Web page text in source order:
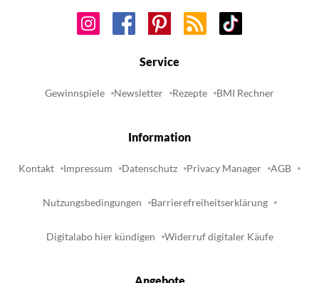
Service
Gewinnspiele Newsletter Rezepte BMI Rechner
Information
Kontakt Impressum Datenschutz Privacy Manager AGB
Nutzungsbedingungen Barrierefreiheitserklärung
Digitalabo hier kündigen Widerruf digitaler Käufe